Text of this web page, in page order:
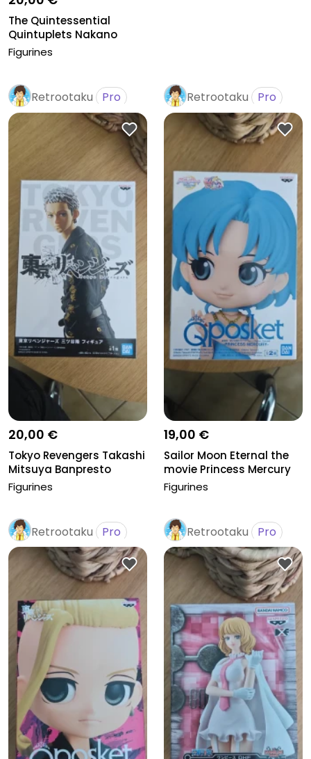
The Quintessential
Quintuplets Nakano
Itsuki Cook...
Figurines
Retrootaku Pro
20,00 €
Tokyo Revengers Takashi
Mitsuya Banpresto
Figurines
Retrootaku Pro
19,00 €
Sailor Moon Eternal the
movie Princess Mercury
ver...
Figurines
Retrootaku Pro Retrootaku Pro